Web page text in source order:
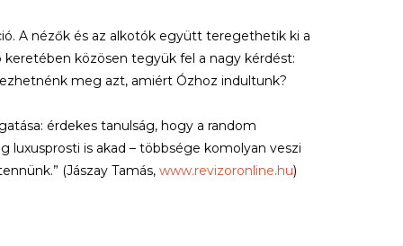
A nézők és az alkotók együtt teregethetik ki a
közösen tegyük fel a nagy kérdést:
meg azt, amiért Ózhoz indultunk?
érdekes tanulság, hogy a random
luxusprosti is akad – többsége komolyan veszi
(Jászay Tamás, www.revizoronline.hu)